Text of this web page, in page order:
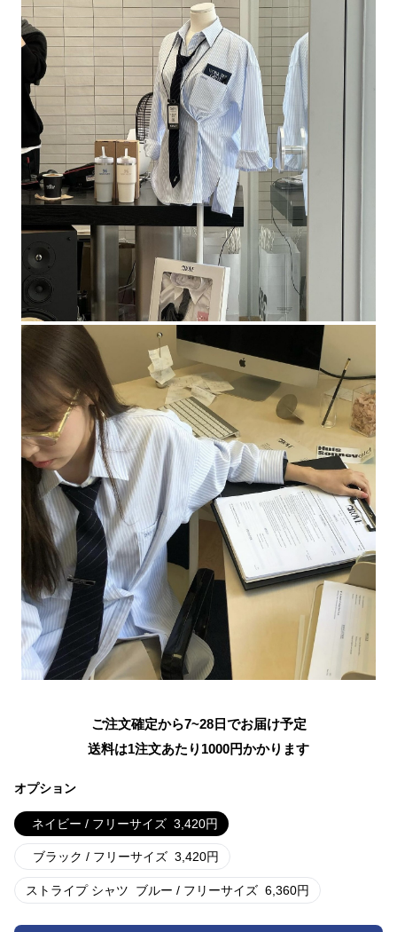
ご注文確定から7~28日でお届け予定
送料は1注文あたり 1000円かかります
オプション
ネイビー / フリーサイズ 3,420円
ブラック / フリーサイズ 3,420円
ストライプ シャツ ブルー / フリーサイズ 6,360円